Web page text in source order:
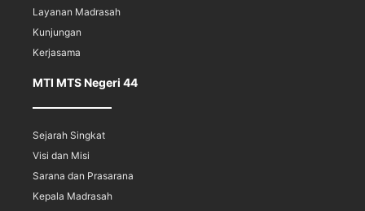
Layanan Madrasah
Kunjungan
Kerjasama
MTI MTS Negeri 44
Sejarah Singkat
Visi dan Misi
Sarana dan Prasarana
Kepala Madrasah